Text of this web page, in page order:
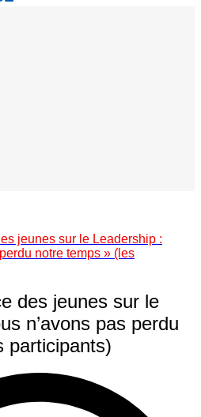
jeunes sur le Leadership :
notre temps » (les
des jeunes sur le
n’avons pas perdu
participants)